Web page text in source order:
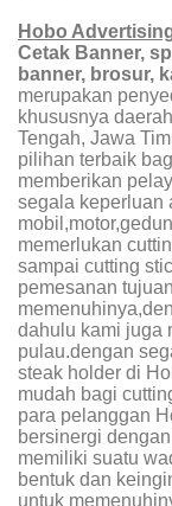
Hobo
Cetak Banner,
banner, brosur,
merupakan
khususnya
Tengah, Jawa
pilihan terbaik
memberikan
segala keperluan
memerlukan
sampai cutting
pemesanan
dahulu kami juga
pulau.dengan
steak holder di
mudah bagi
para pelanggan
bersinergi
memiliki suatu
bentuk dan
untuk